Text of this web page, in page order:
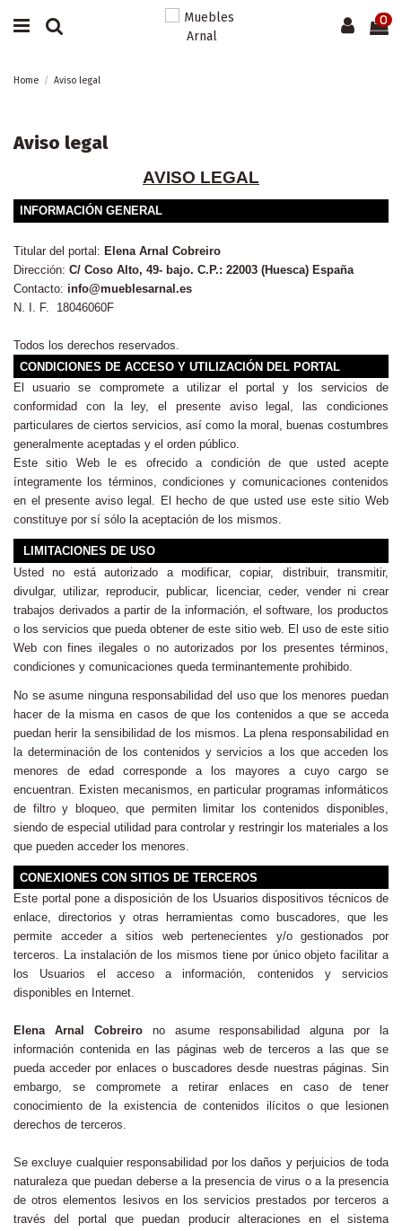
0
Home Aviso legal
Aviso legal
AVISO LEGAL
INFORMACIÓN GENERAL
Titular del portal: Elena Arnal Cobreiro
Dirección: C/ Coso Alto, 49- bajo. C.P.: 22003 (Huesca) España
Contacto: info@mueblesarnal.es
N. I. F.
18046060F
Todos los derechos reservados.
CONDICIONES DE ACCESO Y UTILIZACIÓN DEL PORTAL
El usuario se compromete a utilizar el portal y los servicios de
conformidad con la ley, el presente aviso legal, las condiciones
particulares de ciertos servicios, así como la moral, buenas costumbres
generalmente aceptadas y el orden público.
Este sitio Web le es ofrecido a condición de que usted acepte
íntegramente los términos, condiciones y comunicaciones contenidos
en el presente aviso legal. El hecho de que usted use este sitio Web
constituye por sí sólo la aceptación de los mismos.
LIMITACIONES DE USO
Usted no está autorizado a modificar, copiar, distribuir, transmitir,
divulgar, utilizar, reproducir, publicar, licenciar, ceder, vender ni crear
trabajos derivados a partir de la información, el software, los productos
o los servicios que pueda obtener de este sitio web. El uso de este sitio
Web con fines ilegales o no autorizados por los presentes términos,
condiciones y comunicaciones queda terminantemente prohibido.
No se asume ninguna responsabilidad del uso que los menores puedan
hacer de la misma en casos de que los contenidos a que se acceda
puedan herir la sensibilidad de los mismos. La plena responsabilidad en
la determinación de los contenidos y servicios a los que acceden los
menores de edad corresponde a los mayores a cuyo cargo se
encuentran. Existen mecanismos, en particular programas informáticos
de filtro y bloqueo, que permiten limitar los contenidos disponibles,
siendo de especial utilidad para controlar y restringir los materiales a los
que pueden acceder los menores.
CONEXIONES CON SITIOS DE TERCEROS
Este portal pone a disposición de los Usuarios dispositivos técnicos de
enlace, directorios y otras herramientas como buscadores, que les
permite acceder a sitios web pertenecientes y/o gestionados por
terceros. La instalación de los mismos tiene por único objeto facilitar a
los Usuarios el acceso a información, contenidos y servicios
disponibles en Internet.
Elena Arnal Cobreiro
no asume responsabilidad alguna por la
información contenida en las páginas web de terceros a las que se
pueda acceder por enlaces o buscadores desde nuestras páginas. Sin
embargo, se compromete a retirar enlaces en caso de tener
conocimiento de la existencia de contenidos ilícitos o que lesionen
derechos de terceros.
Se excluye cualquier responsabilidad por los daños y perjuicios de toda
naturaleza que puedan deberse a la presencia de virus o a la presencia
de otros elementos lesivos en los servicios prestados por terceros a
través del portal que puedan producir alteraciones en el sistema